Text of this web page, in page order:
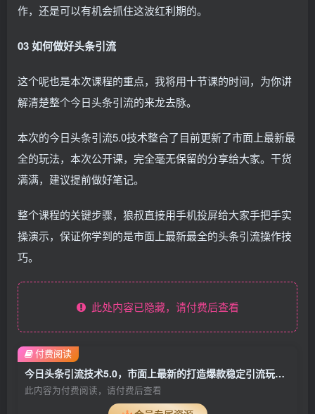
作，还是可以有机会抓住这波红利期的。
03 如何做好头条引流
这个呢也是本次课程的重点，我将用十节课的时间，为你讲
解清楚整个今日头条引流的来龙去脉。
本次的今日头条引流5.0技术整合了目前更新了市面上最新最
全的玩法，本次公开课，完全毫无保留的分享给大家。干货
满满，建议提前做好笔记。
整个课程的关键步骤，狼叔直接用手机投屏给大家手把手实
操演示，保证你学到的是市面上最新最全的头条引流操作技
巧。
此处内容已隐藏，请付费后查看
今日头条引流技术5.0，市面上最新的打造爆款稳定引流玩法，轻松100W+阅读
此内容为付费阅读，请付费后查看
付费阅读